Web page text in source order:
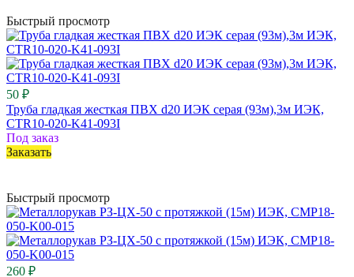
Быстрый просмотр
50 ₽
Труба гладкая жесткая ПВХ d20 ИЭК серая (93м),3м ИЭК,
CTR10-020-K41-093I
Под заказ
Заказать
Быстрый просмотр
260 ₽